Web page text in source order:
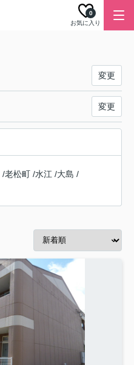
お気に入り
0
変更
変更
/老松町 /水江 /大島 /